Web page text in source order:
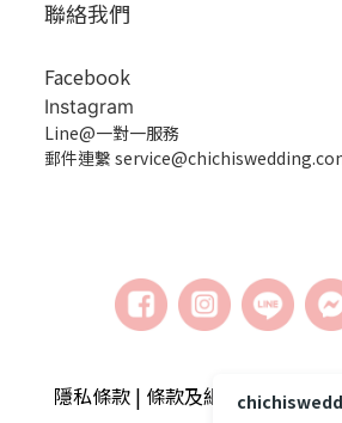
聯絡我們
Facebook
Instagram
Line@一對一服務
郵件連繫
隱私條款 | 條款及細則 | 2018 ©